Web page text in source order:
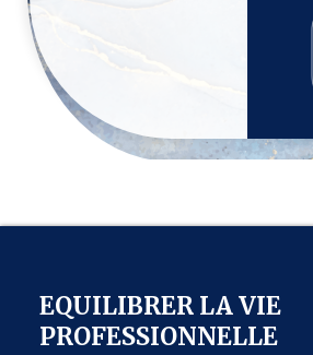
EQUILIBRER LA VIE
PROFESSIONNELLE